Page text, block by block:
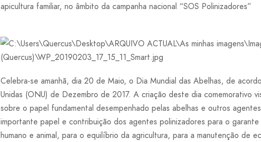
apicultura familiar, no âmbito da campanha nacional “SOS Polinizadores”
Celebra-se amanhã, dia 20 de Maio, o Dia Mundial das Abelhas, de
Unidas (ONU) de Dezembro de 2017. A criação deste dia comemorativo
sobre o papel fundamental desempenhado pelas abelhas e outros
importante papel e contribuição dos agentes polinizadores para o
humano e animal, para o equilíbrio da agricultura, para a manutenção de